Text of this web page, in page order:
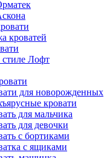
кроватей
Лофт
для новорожденных
кровати
для мальчика
для девочки
с бортиками
с ящиками